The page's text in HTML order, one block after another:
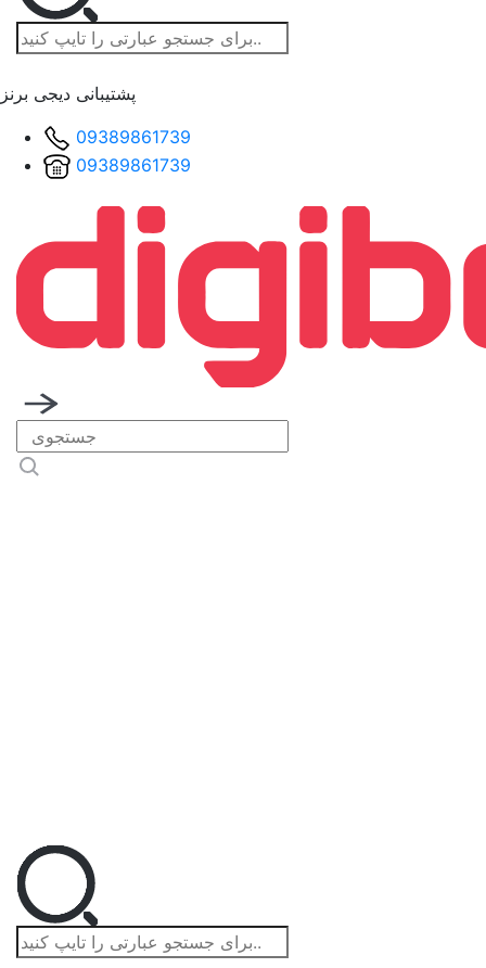
پشتیبانی دیجی برنز
09389861739
09389861739